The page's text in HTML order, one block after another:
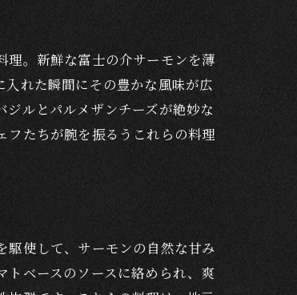
理。新鮮な富士の介サーモンを薄
れた瞬間にその豊かな風味が広
ルとパルメザンチーズが絶妙な
フたちが腕を振るうこれらの料理
駆使して、サーモンの自然な甘み
トベースのソースに絡められ、爽